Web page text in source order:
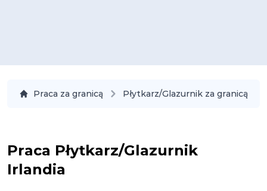
Praca za granicą Płytkarz/Glazurnik za granicą
Praca Płytkarz/Glazurnik
Irlandia